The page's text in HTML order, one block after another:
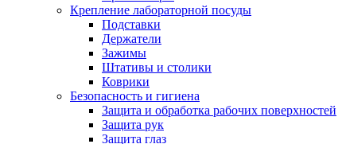
Крепление лабораторной посуды
Подставки
Держатели
Зажимы
Штативы и столики
Коврики
Безопасность и гигиена
Защита и обработка рабочих поверхностей
Защита рук
Защита глаз